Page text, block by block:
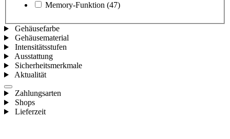
Memory-Funktion (47)
Gehäusefarbe
Gehäusematerial
Intensitätsstufen
Ausstattung
Sicherheitsmerkmale
Aktualität
Zahlungsarten
Shops
Lieferzeit